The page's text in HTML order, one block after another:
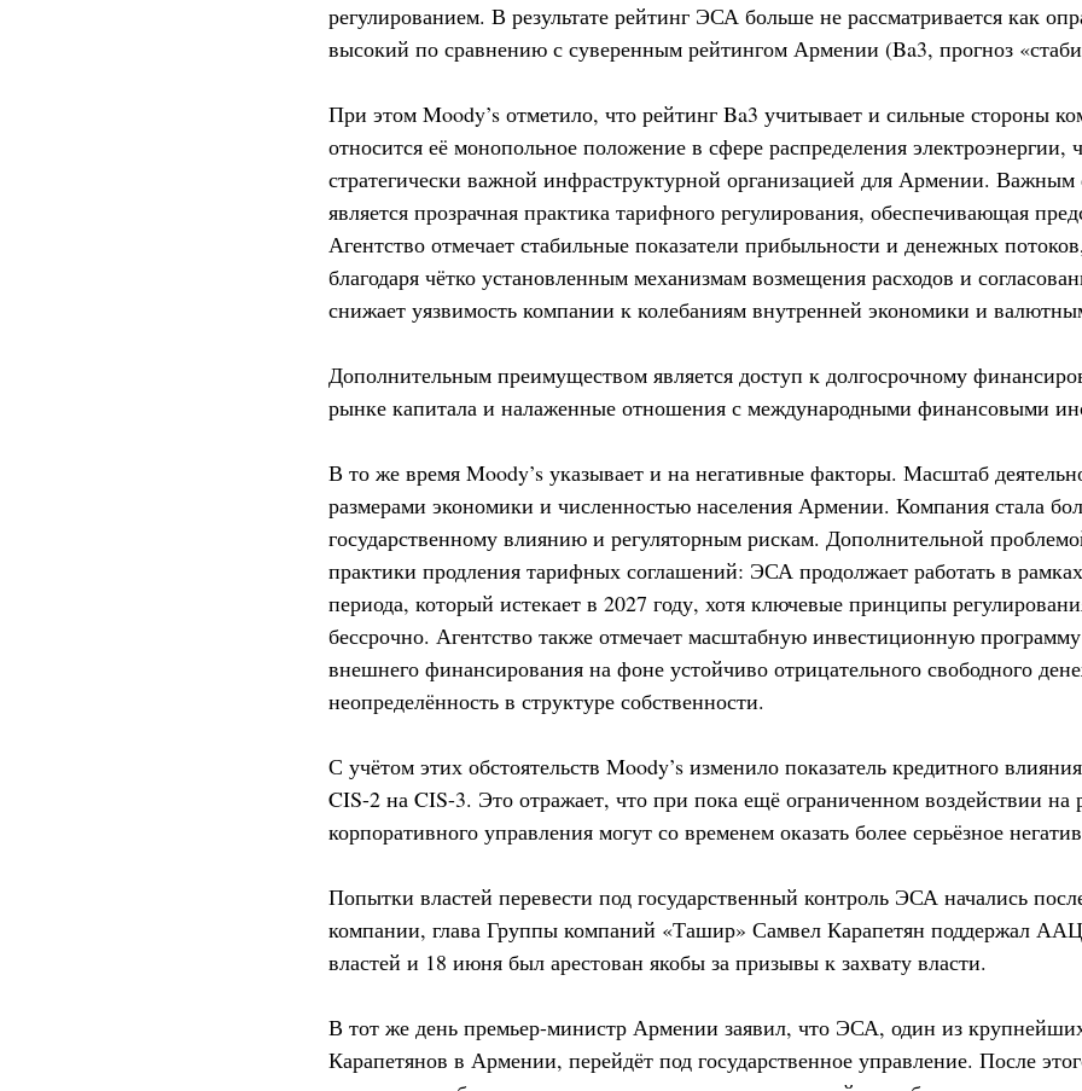
регулированием. В результате рейтинг ЭСА больше не рассматривается как
высокий по сравнению с суверенным рейтингом Армении (Ba3, прогноз
При этом Moody’s отметило, что рейтинг Ba3 учитывает и сильные стороны
относится её монопольное положение в сфере распределения электроэнергии,
стратегически важной инфраструктурной организацией для Армении.
является прозрачная практика тарифного регулирования, обеспечивающая
Агентство отмечает стабильные показатели прибыльности и денежных
благодаря чётко установленным механизмам возмещения расходов и
снижает уязвимость компании к колебаниям внутренней экономики и
Дополнительным преимуществом является доступ к долгосрочному
рынке капитала и налаженные отношения с международными финансовыми
В то же время Moody’s указывает и на негативные факторы. Масштаб
размерами экономики и численностью населения Армении. Компания стала
государственному влиянию и регуляторным рискам. Дополнительной
практики продления тарифных соглашений: ЭСА продолжает работать в
периода, который истекает в 2027 году, хотя ключевые принципы
бессрочно. Агентство также отмечает масштабную инвестиционную
внешнего финансирования на фоне устойчиво отрицательного свободного
неопределённость в структуре собственности.
С учётом этих обстоятельств Moody’s изменило показатель кредитного
CIS-2 на CIS-3. Это отражает, что при пока ещё ограниченном воздействии на
корпоративного управления могут со временем оказать более серьёзное
Попытки властей перевести под государственный контроль ЭСА начались
компании, глава Группы компаний «Ташир» Самвел Карапетян поддержал
властей и 18 июня был арестован якобы за призывы к захвату власти.
В тот же день премьер-министр Армении заявил, что ЭСА, один из
Карапетянов в Армении, перейдёт под государственное управление. После